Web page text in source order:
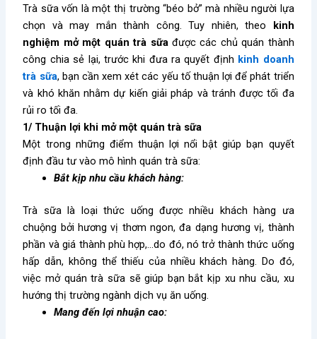
Trà sữa vốn là một thị trường “béo bở” mà nhiều người lựa
chọn và may mắn thành công. Tuy nhiên, theo
kinh
nghiệm mở một quán trà sữađược các chủ quán thành
công chia sẻ lại, trước khi đưa ra quyết định kinh doanh
trà sữa, bạn cần xem xét các yếu tố thuận lợi để phát triển
và khó khăn nhằm dự kiến giải pháp và tránh được tối đa
rủi ro tối đa.
1/ Thuận lợi khi mở một quán trà sữa
Một trong những điểm thuận lợi nổi bật giúp bạn quyết
định đầu tư vào mô hình quán trà sữa:
Bắt kịp nhu cầu khách hàng:
Trà sữa là loại thức uống được nhiều khách hàng ưa
chuộng bởi hương vị thơm ngon, đa dạng hương vị, thành
phần và giá thành phù hợp,…do đó, nó trở thành thức uống
hấp dẫn, không thể thiếu của nhiều khách hàng. Do đó,
việc mở quán trà sữa sẽ giúp bạn bắt kịp xu nhu cầu, xu
hướng thị trường ngành dịch vụ ăn uống.
Mang đến lợi nhuận cao: